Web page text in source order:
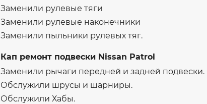
Заменили рулевые тяги
Заменили рулевые наконечники
Заменили пыльники рулевых тяг.
Кап ремонт подвески Nissan Patrol
Заменили рычаги передней и задней подвески.
Обслужили шрусы и шарниры.
Обслужили Хабы.